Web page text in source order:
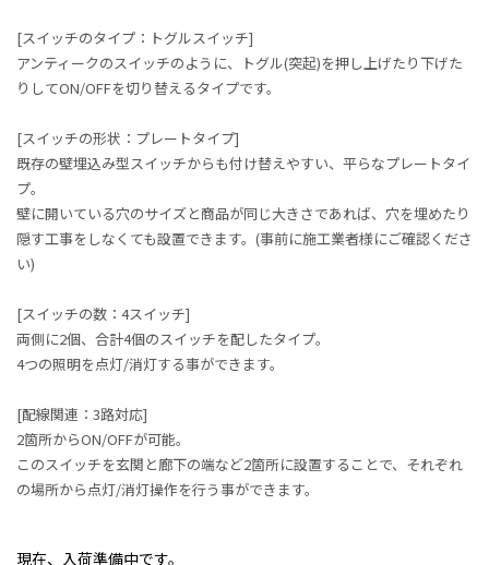
[スイッチのタイプ：トグルスイッチ]
アンティークのスイッチのように、トグル(突起)を押し上げたり下げた
りしてON/OFFを切り替えるタイプです。
[スイッチの形状：プレートタイプ]
既存の壁埋込み型スイッチからも付け替えやすい、平らなプレートタイ
プ。
壁に開いている穴のサイズと商品が同じ大きさであれば、穴を埋めたり
隠す工事をしなくても設置できます。(事前に施工業者様にご確認くださ
い)
[スイッチの数：4スイッチ]
両側に2個、合計4個のスイッチを配したタイプ。
4つの照明を点灯/消灯する事ができます。
[配線関連：3路対応]
2箇所からON/OFFが可能。
このスイッチを玄関と廊下の端など2箇所に設置することで、それぞれ
の場所から点灯/消灯操作を行う事ができます。
現在、入荷準備中です。